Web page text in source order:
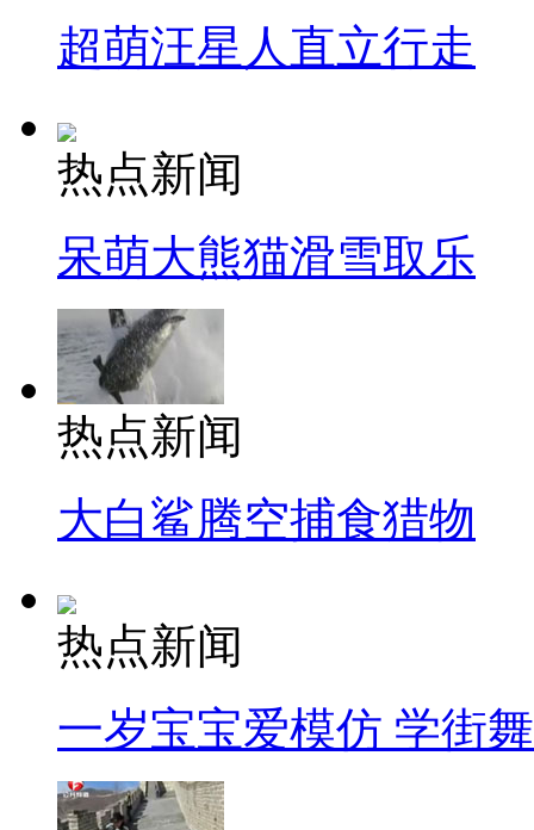
超萌汪星人直立行走
热点新闻
呆萌大熊猫滑雪取乐
热点新闻
大白鲨腾空捕食猎物
热点新闻
一岁宝宝爱模仿 学街